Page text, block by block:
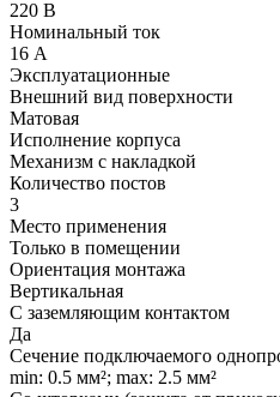
220 В
Номинальный ток
16 А
Эксплуатационные
Внешний вид поверхности
Матовая
Исполнение корпуса
Механизм с накладкой
Количество постов
3
Место применения
Только в помещении
Ориентация монтажа
Вертикальная
С заземляющим контактом
Да
Сечение подключаемого
min: 0.5 мм²; max: 2.5 мм²